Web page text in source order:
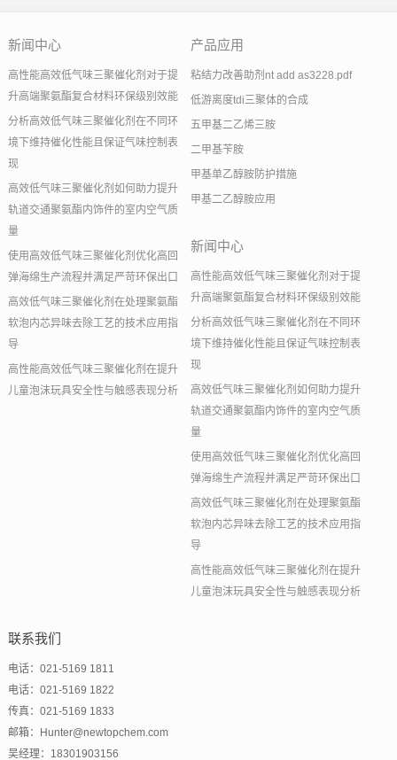
新闻中心
高性能高效低气味三聚催化剂对于提
升高端聚氨酯复合材料环保级别效能
分析高效低气味三聚催化剂在不同环
境下维持催化性能且保证气味控制表
现
高效低气味三聚催化剂如何助力提升
轨道交通聚氨酯内饰件的室内空气质
量
使用高效低气味三聚催化剂优化高回
弹海绵生产流程并满足严苛环保出口
高效低气味三聚催化剂在处理聚氨酯
软泡内芯异味去除工艺的技术应用指
导
高性能高效低气味三聚催化剂在提升
儿童泡沫玩具安全性与触感表现分析
产品应用
粘结力改善助剂nt add as3228.pdf
低游离度tdi三聚体的合成
五甲基二乙烯三胺
二甲基苄胺
甲基单乙醇胺防护措施
甲基二乙醇胺应用
新闻中心
高性能高效低气味三聚催化剂对于提
升高端聚氨酯复合材料环保级别效能
分析高效低气味三聚催化剂在不同环
境下维持催化性能且保证气味控制表
现
高效低气味三聚催化剂如何助力提升
轨道交通聚氨酯内饰件的室内空气质
量
使用高效低气味三聚催化剂优化高回
弹海绵生产流程并满足严苛环保出口
高效低气味三聚催化剂在处理聚氨酯
软泡内芯异味去除工艺的技术应用指
导
高性能高效低气味三聚催化剂在提升
儿童泡沫玩具安全性与触感表现分析
联系我们
电话：021-5169 1811
电话：021-5169 1822
传真：021-5169 1833
邮箱：Hunter@newtopchem.com
吴经理：18301903156